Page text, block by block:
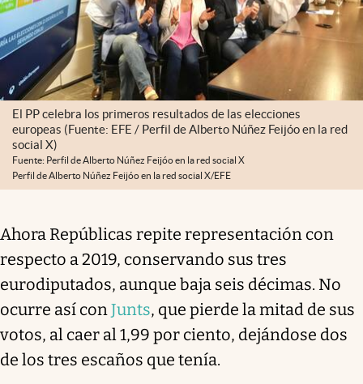
El PP celebra los primeros resultados de las elecciones
europeas (Fuente: EFE / Perfil de Alberto Núñez Feijóo en la red
social X)
Fuente: Perfil de Alberto Núñez Feijóo en la red social X
Perfil de Alberto Núñez Feijóo en la red social X/EFE
Ahora Repúblicas repite representación con
respecto a 2019, conservando sus tres
eurodiputados, aunque baja seis décimas. No
ocurre así conJunts, que pierde la mitad de sus
votos, al caer al 1,99 por ciento, dejándose dos
de los tres escaños que tenía.